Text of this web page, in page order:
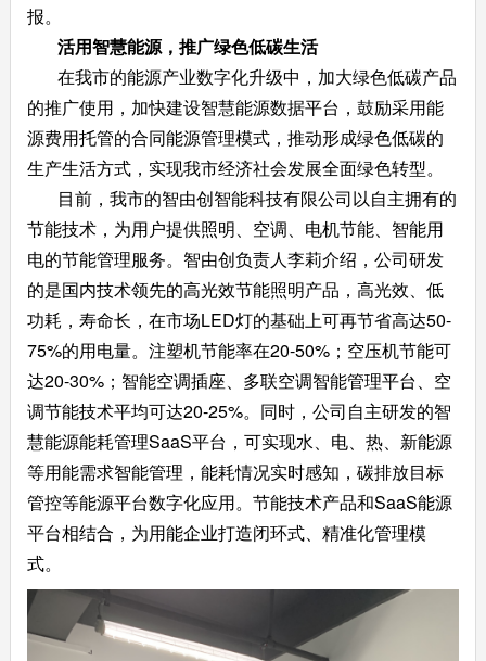
报。
活用智慧能源， 推广绿色低碳生活
在我市的能源产业数字化升级中，加大绿色低碳产品
的推广使用，加快建设智慧能源数据平台，鼓励采用能
源费用托管的合同能源管理模式，推动形成绿色低碳的
生产生活方式，实现我市经济社会发展全面绿色转型。
目前，我市的智由创智能科技有限公司以自主拥有的
节能技术，为用户提供照明、空调、电机节能、智能用
电的节能管理服务。智由创负责人李莉介绍，公司研发
的是国内技术领先的高光效节能照明产品，高光效、低
功耗，寿命长，在市场LED灯的基础上可再节省高达50-
75%的用电量。注塑机节能率在20-50%；空压机节能可
达20-30%；智能空调插座、多联空调智能管理平台、空
调节能技术平均可达20-25%。同时，公司自主研发的智
慧能源能耗管理SaaS平台，可实现水、电、热、新能源
等用能需求智能管理，能耗情况实时感知，碳排放目标
管控等能源平台数字化应用。节能技术产品和SaaS能源
平台相结合，为用能企业打造闭环式、精准化管理模
式。